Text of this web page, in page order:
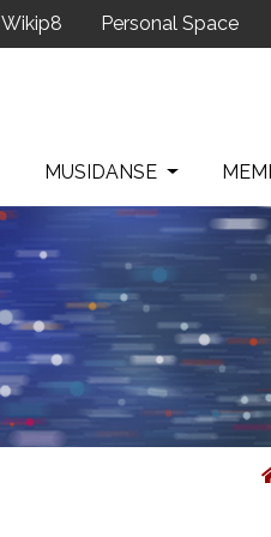
Wikip8 Personal Space
MUSIDANSE